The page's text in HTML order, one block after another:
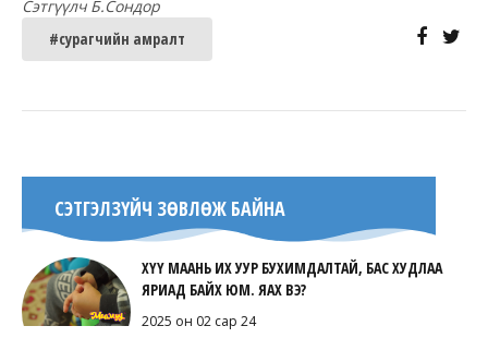
Сэтгүүлч Б.Сондор
#сурагчийн амралт
СЭТГЭЛЗҮЙЧ ЗӨВЛӨЖ БАЙНА
ХҮҮ МААНЬ ИХ УУР БУХИМДАЛТАЙ, БАС ХУДЛАА
ЯРИАД БАЙХ ЮМ. ЯАХ ВЭ?
2025 он 02 сар 24